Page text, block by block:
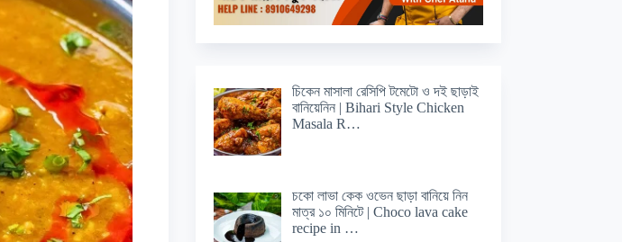
চিকেন মাসালা রেসিপি টমেটো ও দই ছাড়াই
বানিয়েনিন | Bihari Style Chicken
Masala R…
চকো লাভা কেক ওভেন ছাড়া বানিয়ে নিন
মাত্র ১০ মিনিটে | Choco lava cake
recipe in …